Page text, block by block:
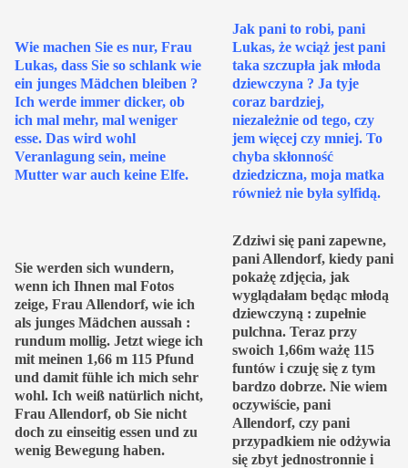
Wie machen Sie es nur, Frau
Lukas, dass Sie so schlank wie
ein junges Mädchen bleiben ?
Ich werde immer dicker, ob
ich mal mehr, mal weniger
esse. Das wird wohl
Veranlagung sein, meine
Mutter war auch keine Elfe.
Jak pani to robi, pani
Lukas, że wciąż jest pani
taka szczupła jak młoda
dziewczyna ? Ja tyje
coraz bardziej,
niezależnie od tego, czy
jem więcej czy mniej. To
chyba skłonność
dziedziczna, moja matka
również nie była sylfidą.
Sie werden sich wundern,
wenn ich Ihnen mal Fotos
zeige, Frau Allendorf, wie ich
als junges Mädchen aussah :
rundum mollig. Jetzt wiege ich
mit meinen 1,66 m 115 Pfund
und damit fühle ich mich sehr
wohl. Ich weiß natürlich nicht,
Frau Allendorf, ob Sie nicht
doch zu einseitig essen und zu
wenig Bewegung haben.
Zdziwi się pani zapewne,
pani Allendorf, kiedy pani
pokażę zdjęcia, jak
wyglądałam będąc młodą
dziewczyną : zupełnie
pulchna. Teraz przy
swoich 1,66m ważę 115
funtów i czuję się z tym
bardzo dobrze. Nie wiem
oczywiście, pani
Allendorf, czy pani
przypadkiem nie odżywia
się zbyt jednostronnie i